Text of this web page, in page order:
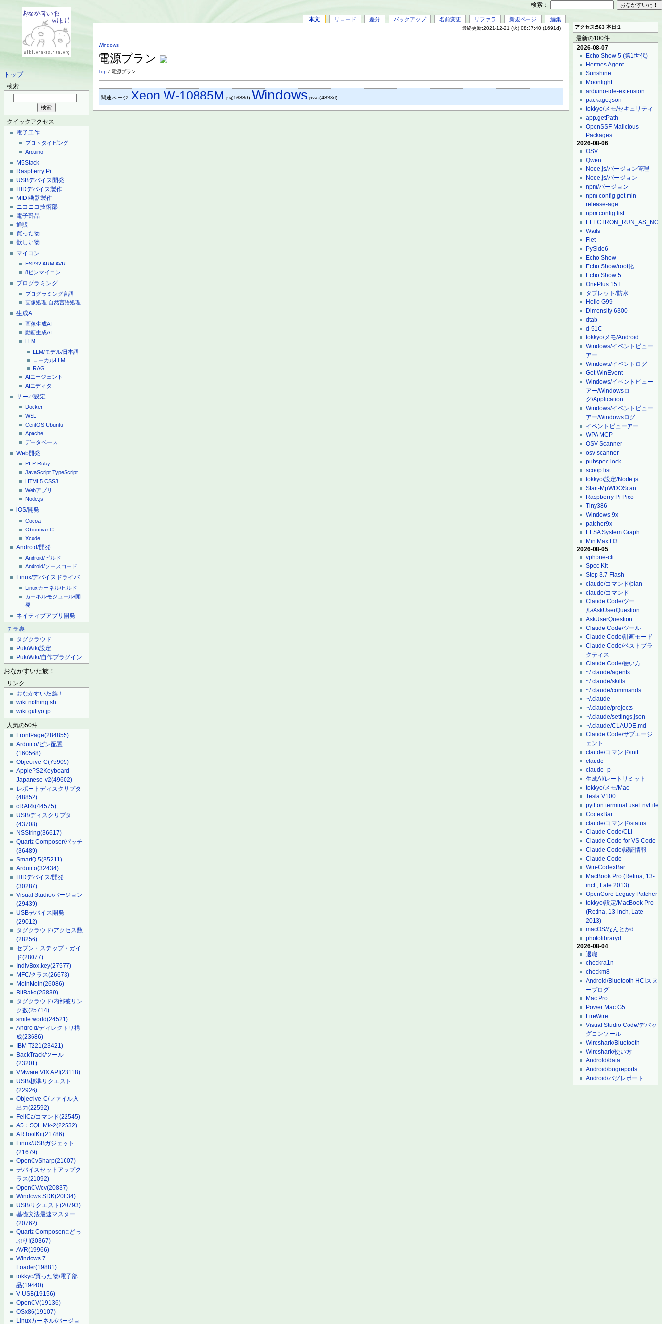
トップ
検索
クイックアクセス
電子工作
プロトタイピング
Arduino
M5Stack
Raspberry Pi
USBデバイス開発
HIDデバイス製作
MIDI機器製作
ニコニコ技術部
電子部品
通販
買った物
欲しい物
マイコン
ESP32ARMAVR
8ピンマイコン
プログラミング
プログラミング言語
画像処理 自然言語処理
生成AI
画像生成AI
動画生成AI
LLM
LLM/モデル/日本語
ローカルLLM
RAG
AIエージェント
AIエディタ
サーバ設定
Docker
WSL
CentOS Ubuntu
Apache
データベース
Web開発
PHP Ruby
JavaScript TypeScript
HTML5 CSS3
Webアプリ
Node.js
iOS/開発
Cocoa
Objective-C
Xcode
Android/開発
Android/ビルド
Android/ソースコード
Linux/デバイスドライバ
Linuxカーネル/ビルド
カーネルモジュール/開
発
ネイティブアプリ開発
チラ裏
タグクラウド
PukiWiki設定
PukiWiki/自作プラグイン
おなかすいた族！
リンク
おなかすいた族！
wiki.nothing.sh
wiki.guttyo.jp
人気の50件
FrontPage(284855)
Arduino/ピン配置
(160568)
Objective-C(75905)
ApplePS2Keyboard-
Japanese-v2(49602)
レポートディスクリプタ
(48852)
cRARk(44575)
USB/ディスクリプタ
(43708)
NSString(36617)
Quartz Composer/パッチ
(36489)
SmartQ 5(35211)
Arduino(32434)
HIDデバイス/開発
(30287)
Visual Studio/バージョン
(29439)
USBデバイス開発
(29012)
タグクラウド/アクセス数
(28256)
セブン・ステップ・ガイ
ド(28077)
IndivBox.key(27577)
MFC/クラス(26673)
MoinMoin(26086)
BitBake(25839)
タグクラウド/内部被リン
ク数(25714)
smile.world(24521)
Android/ディレクトリ構
成(23686)
IBM T221(23421)
BackTrack/ツール
(23201)
VMware VIX API(23118)
USB/標準リクエスト
(22926)
Objective-C/ファイル入
出力(22592)
FeliCa/コマンド(22545)
A5：SQL Mk-2(22532)
ARToolKit(21786)
Linux/USBガジェット
(21679)
OpenCvSharp(21607)
デバイスセットアップク
ラス(21092)
OpenCV/cv(20837)
Windows SDK(20834)
USB/リクエスト(20793)
基礎文法最速マスター
(20762)
Quartz Composerにどっ
ぷり!(20367)
AVR(19966)
Windows 7
Loader(19881)
tokkyo/買った物/電子部
品(19440)
V-USB(19156)
OpenCV(19136)
OSx86(19107)
Linuxカーネル/バージョ
本文 リロード 差分 バックアップ 名前変更 リファラ 新規ページ 編集
最終更新:2021-12-21 (火) 08:37:40 (1691d)
Windows
電源プラン
Top / 電源プラン
関連ページ: Xeon W-10885M [16](1688d) Windows [1226](4838d)
アクセス:563 本日:1
最新の100件
2026-08-07
Echo Show 5 (第1世代)
Hermes Agent
Sunshine
Moonlight
arduino-ide-extension
package.json
tokkyo/メモ/セキュリティ
app.getPath
OpenSSF Malicious
Packages
2026-08-06
OSV
Qwen
Node.js/バージョン管理
Node.js/バージョン
npm/バージョン
npm config get min-
release-age
npm config list
Wails
Flet
PySide6
Echo Show
Echo Show/root化
Echo Show 5
OnePlus 15T
タブレット/防水
Helio G99
Dimensity 6300
dtab
d-51C
tokkyo/メモ/Android
Windows/イベントビュー
アー
Windows/イベントログ
Get-WinEvent
Windows/イベントビュー
アー/Windowsロ
グ/Application
Windows/イベントビュー
アー/Windowsログ
イベントビューアー
WPA MCP
OSV-Scanner
osv-scanner
pubspec.lock
scoop list
tokkyo/設定/Node.js
Start-MpWDOScan
Raspberry Pi Pico
Tiny386
Windows 9x
patcher9x
ELSA System Graph
MiniMax H3
2026-08-05
vphone-cli
Spec Kit
Step 3.7 Flash
claude/コマンド/plan
claude/コマンド
Claude Code/ツー
ル/AskUserQuestion
AskUserQuestion
Claude Code/ツール
Claude Code/計画モード
Claude Code/ベストプラ
クティス
Claude Code/使い方
~/.claude/agents
~/.claude/skills
~/.claude/commands
~/.claude
~/.claude/projects
~/.claude/settings.json
~/.claude/CLAUDE.md
Claude Code/サブエージ
ェント
claude/コマンド/init
claude
claude -p
生成AI/レートリミット
tokkyo/メモ/Mac
Tesla V100
python.terminal.useEnvFile
CodexBar
claude/コマンド/status
Claude Code/CLI
Claude Code for VS Code
Claude Code/認証情報
Claude Code
Win-CodexBar
MacBook Pro (Retina, 13-
inch, Late 2013)
OpenCore Legacy Patcher
tokkyo/設定/MacBook Pro
(Retina, 13-inch, Late
2013)
macOS/なんとかd
photolibraryd
2026-08-04
退職
checkra1n
checkm8
Android/Bluetooth HCIスヌ
ープログ
Mac Pro
Power Mac G5
FireWire
Visual Studio Code/デバッ
グコンソール
Wireshark/Bluetooth
Wireshark/使い方
Android/data
Android/bugreports
Android/バグレポート
検索：